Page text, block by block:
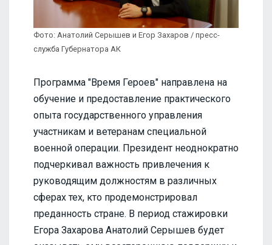
Фото: Анатолий Серышев и Егор Захаров / пресс-
служба Губернатора АК
Программа "Время Героев" направлена на
обучение и предоставление практического
опыта государственного управления
участникам и ветеранам специальной
военной операции. Президент неоднократно
подчеркивал важность привлечения к
руководящим должностям в различных
сферах тех, кто продемонстрировал
преданность стране. В период стажировки
Егора Захарова Анатолий Серышев будет